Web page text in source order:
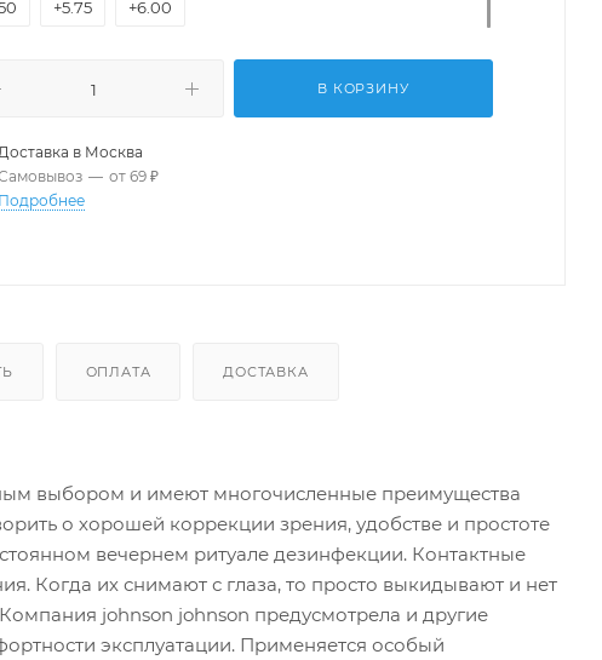
+5.75 +6.00
В КОРЗИНУ
в Москва
— от 69 ₽
Подробнее
ОПЛАТА ДОСТАВКА
выбором и имеют многочисленные преимущества
о хорошей коррекции зрения, удобстве и простоте
вечернем ритуале дезинфекции. Контактные
Когда их снимают с глаза, то просто выкидывают и нет
johnson johnson предусмотрела и другие
эксплуатации. Применяется особый